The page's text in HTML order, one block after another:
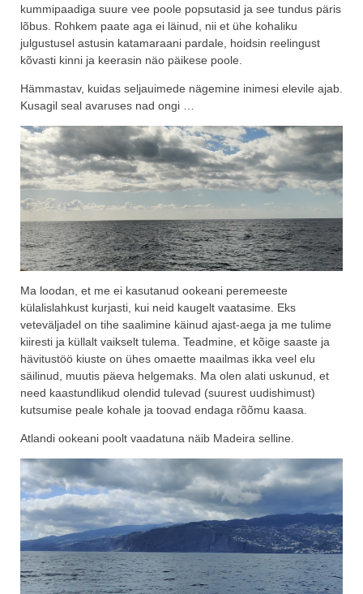
kummipaadiga suure vee poole popsutasid ja see tundus päris
lõbus. Rohkem paate aga ei läinud, nii et ühe kohaliku
julgustusel astusin katamaraani pardale, hoidsin reelingust
kõvasti kinni ja keerasin näo päikese poole.
Hämmastav, kuidas seljauimede nägemine inimesi elevile ajab.
Kusagil seal avaruses nad ongi …
Ma loodan, et me ei kasutanud ookeani peremeeste
külalislahkust kurjasti, kui neid kaugelt vaatasime. Eks
veteväljadel on tihe saalimine käinud ajast-aega ja me tulime
kiiresti ja küllalt vaikselt tulema. Teadmine, et kõige saaste ja
hävitustöö kiuste on ühes omaette maailmas ikka veel elu
säilinud, muutis päeva helgemaks. Ma olen alati uskunud, et
need kaastundlikud olendid tulevad (suurest uudishimust)
kutsumise peale kohale ja toovad endaga rõõmu kaasa.
Atlandi ookeani poolt vaadatuna näib Madeira selline.